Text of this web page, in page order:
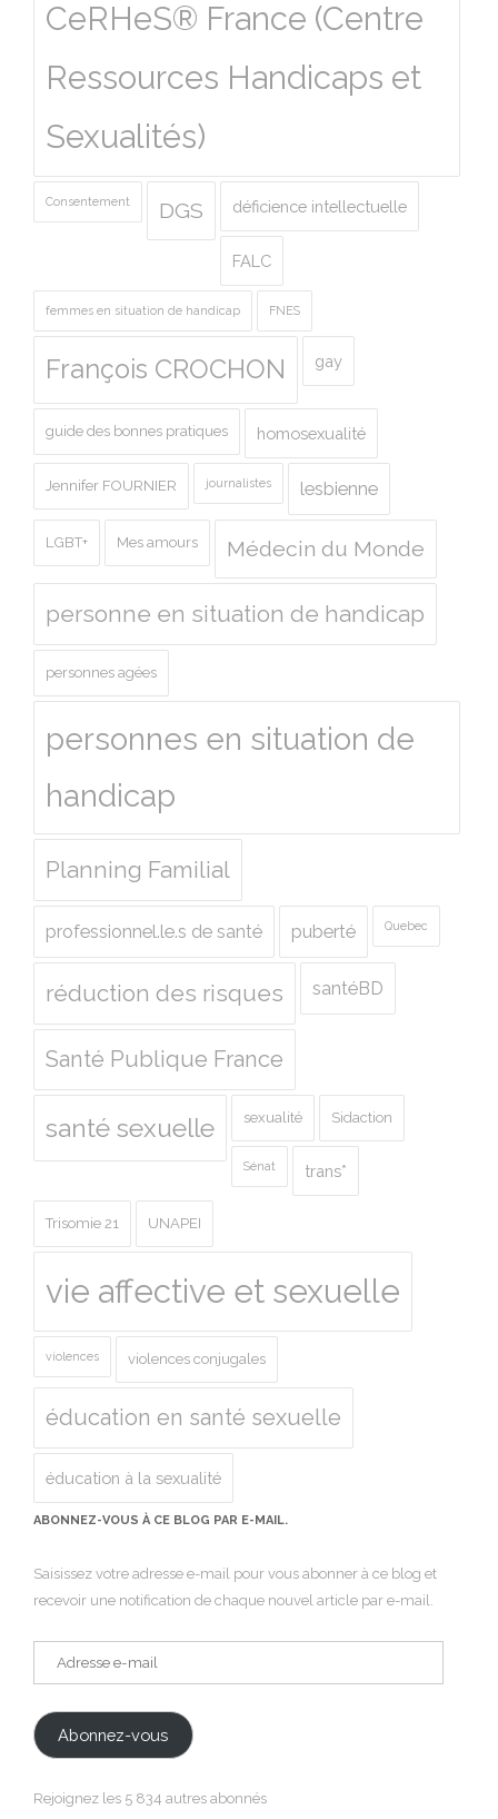
CeRHeS® France (Centre
Ressources Handicaps et
Sexualités)
Consentement DGS déficience intellectuelle
FALC
femmes en situation de handicap FNES
François CROCHON gay
guide des bonnes pratiques homosexualité
Jennifer FOURNIER journalistes lesbienne
LGBT+ Mes amours Médecin du Monde
personne en situation de handicap
personnes agées
personnes en situation de
handicap
Planning Familial
professionnel.le.s de santé puberté Quebec
réduction des risques santéBD
Santé Publique France
santé sexuelle sexualité Sidaction
Sénat trans*
Trisomie 21 UNAPEI
vie affective et sexuelle
violences violences conjugales
éducation en santé sexuelle
éducation à la sexualité
ABONNEZ-VOUS À CE BLOG PAR E-MAIL.
Saisissez votre adresse e-mail pour vous abonner à ce blog et
recevoir une notification de chaque nouvel article par e-mail.
Adresse
e-
Abonnez-vous
Rejoignez les 5 834 autres abonnés